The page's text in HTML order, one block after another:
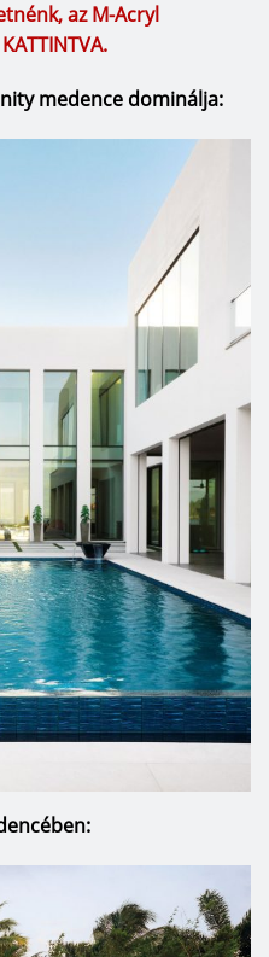
az M-Acryl
medence dominálja: